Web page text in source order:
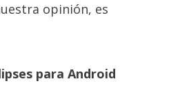
opinión, es
para Android